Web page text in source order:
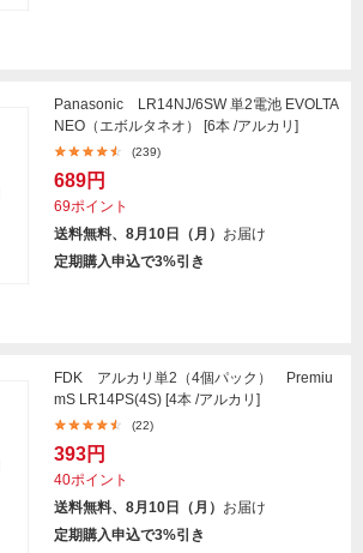
Panasonic LR14NJ/6SW 単2電池 EVOLTA
NEO（エボルタネオ） [6本 /アルカリ]
(239)
689円
69ポイント
送料無料、8月10日（月） お届け
定期購入申込で3%引き
FDK アルカリ単2（4個パック） Premiu
mS LR14PS(4S) [4本 /アルカリ]
(22)
393円
40ポイント
送料無料、8月10日（月） お届け
定期購入申込で3%引き